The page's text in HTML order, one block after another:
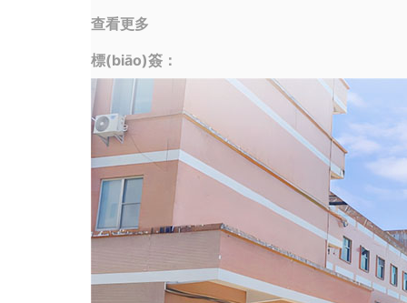
查看更多
標(biāo)簽：